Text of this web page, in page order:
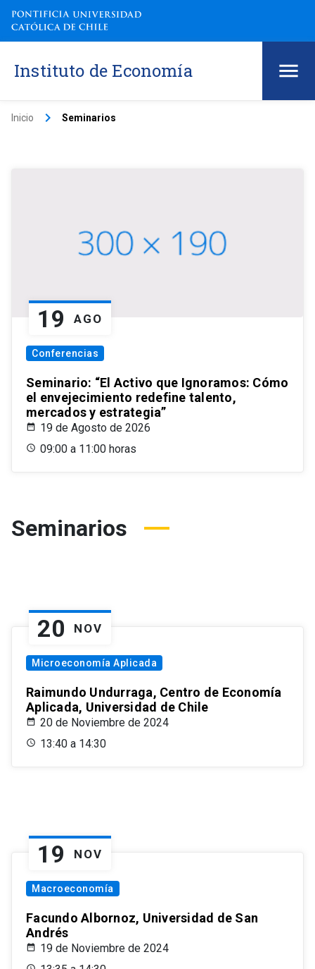
Instituto de Economía
Inicio keyboard_arrow_right Seminarios
19 AGO
Conferencias
Seminario: “El Activo que Ignoramos: Cómo
el envejecimiento redefine talento,
mercados y estrategia”
19 de Agosto de 2026
09:00 a 11:00 horas
Seminarios
20 NOV
Microeconomía Aplicada
Raimundo Undurraga, Centro de Economía
Aplicada, Universidad de Chile
20 de Noviembre de 2024
13:40 a 14:30
19 NOV
Macroeconomía
Facundo Albornoz, Universidad de San
Andrés
19 de Noviembre de 2024